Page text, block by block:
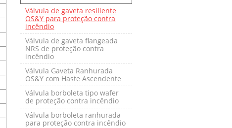
Válvula de gaveta resiliente
OS&Y para proteção contra
incêndio
Válvula de gaveta flangeada
NRS de proteção contra
incêndio
Válvula Gaveta Ranhurada
OS&Y com Haste Ascendente
Válvula borboleta tipo wafer
de proteção contra incêndio
Válvula borboleta ranhurada
para proteção contra incêndio